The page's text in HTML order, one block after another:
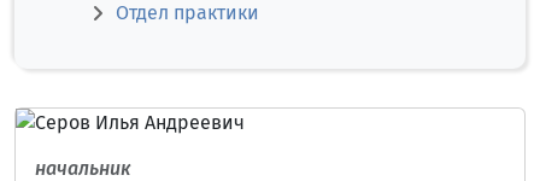
Отдел практики
начальник